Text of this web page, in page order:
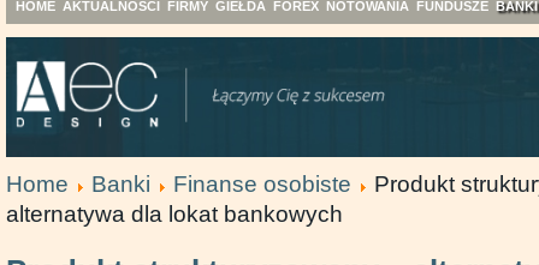
HOME AKTUALNOŚCI FIRMY GIEŁDA FOREX NOTOWANIA FUNDUSZE BANKI
Home Banki Finanse osobiste
Produkt
alternatywa dla lokat bankowych